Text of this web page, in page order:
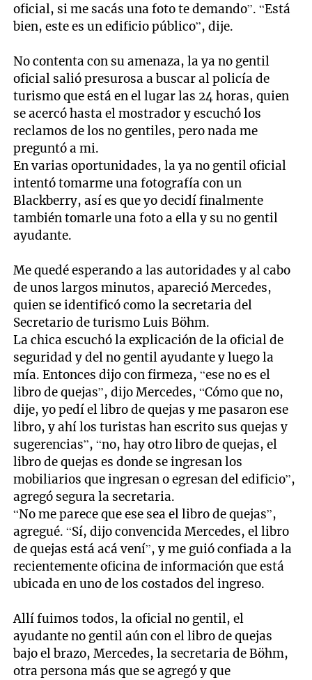
oficial, si me sacás una foto te demando”. “Está
bien, este es un edificio público”, dije.
No contenta con su amenaza, la ya no gentil
oficial salió presurosa a buscar al policía de
turismo que está en el lugar las 24 horas, quien
se acercó hasta el mostrador y escuchó los
reclamos de los no gentiles, pero nada me
preguntó a mi.
En varias oportunidades, la ya no gentil oficial
intentó tomarme una fotografía con un
Blackberry, así es que yo decidí finalmente
también tomarle una foto a ella y su no gentil
ayudante.
Me quedé esperando a las autoridades y al cabo
de unos largos minutos, apareció Mercedes,
quien se identificó como la secretaria del
Secretario de turismo Luis Böhm.
La chica escuchó la explicación de la oficial de
seguridad y del no gentil ayudante y luego la
mía. Entonces dijo con firmeza, “ese no es el
libro de quejas”, dijo Mercedes, “Cómo que no,
dije, yo pedí el libro de quejas y me pasaron ese
libro, y ahí los turistas han escrito sus quejas y
sugerencias”, “no, hay otro libro de quejas, el
libro de quejas es donde se ingresan los
mobiliarios que ingresan o egresan del edificio”,
agregó segura la secretaria.
“No me parece que ese sea el libro de quejas”,
agregué. “Sí, dijo convencida Mercedes, el libro
de quejas está acá vení”, y me guió confiada a la
recientemente oficina de información que está
ubicada en uno de los costados del ingreso.
Allí fuimos todos, la oficial no gentil, el
ayudante no gentil aún con el libro de quejas
bajo el brazo, Mercedes, la secretaria de Böhm,
otra persona más que se agregó y que